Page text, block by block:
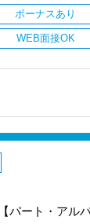
対応
応
ボーナスあり
WEB面接OK
パート・アル